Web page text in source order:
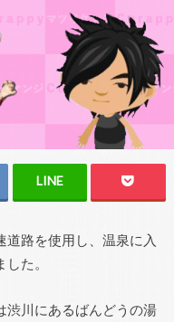
路を使用し、温泉に入
た。
渋川にあるばんどうの湯